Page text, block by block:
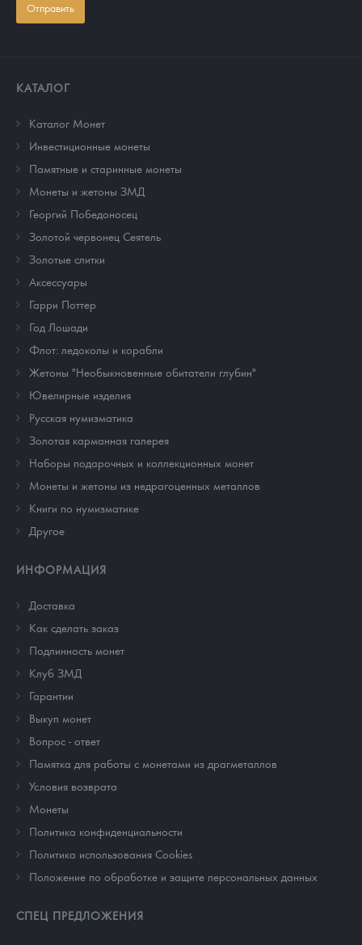
Отправить
КАТАЛОГ
Каталог Монет
Инвестиционные монеты
Памятные и старинные монеты
Монеты и жетоны ЗМД
Георгий Победоносец
Золотой червонец Сеятель
Золотые слитки
Аксессуары
Гарри Поттер
Год Лошади
Флот: ледоколы и корабли
Жетоны "Необыкновенные обитатели глубин"
Ювелирные изделия
Русская нумизматика
Золотая карманная галерея
Наборы подарочных и коллекционных монет
Монеты и жетоны из недрагоценных металлов
Книги по нумизматике
Другое
ИНФОРМАЦИЯ
Доставка
Как сделать заказ
Подлинность монет
Клуб ЗМД
Гарантии
Выкуп монет
Вопрос - ответ
Памятка для работы с монетами из драгметаллов
Условия возврата
Монеты
Политика конфиденциальности
Политика использования Cookies
Положение по обработке и защите персональных данных
СПЕЦ ПРЕДЛОЖЕНИЯ